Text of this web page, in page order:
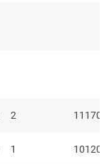
2
1